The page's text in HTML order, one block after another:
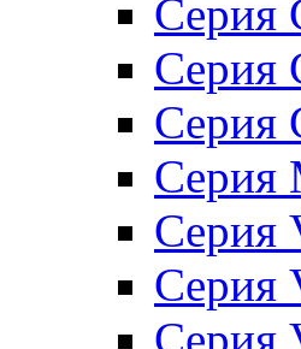
Серия
Серия
Серия
Серия
Серия
Серия
Серия